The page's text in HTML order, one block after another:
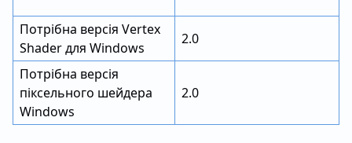
Потрібна версія Vertex
Shader для Windows
2.0
Потрібна версія
піксельного шейдера
Windows
2.0